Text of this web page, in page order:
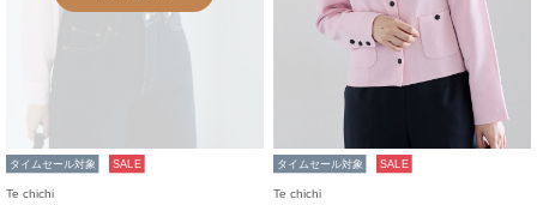
タイムセール対象 SALE
Te chichi
タイムセール対象 SALE
Te chichi